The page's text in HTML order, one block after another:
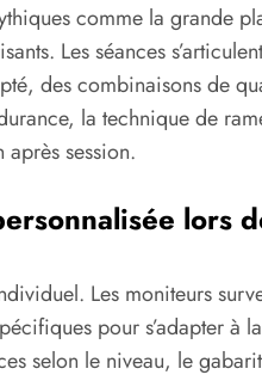
comme la grande
Les séances
des combinaisons de
la technique de
session.
lors
Les moniteurs
pour s’adapter à
le niveau, le gabarit